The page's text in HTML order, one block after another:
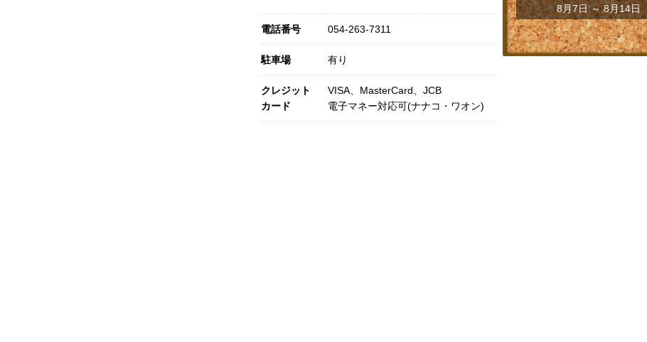
電話番号 054-263-7311
駐車場 有り
クレジット
カード
VISA、MasterCard、JCB
電子マネー対応可(ナナコ・ワオン)
8月7日 ～ 8月14日